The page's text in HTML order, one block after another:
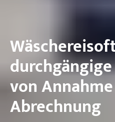
von
Abrechnung